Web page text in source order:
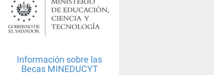
Información sobre las
Becas MINEDUCYT